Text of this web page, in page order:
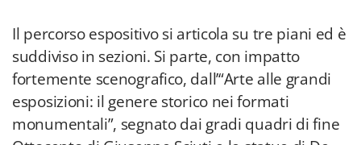
Il percorso espositivo si articola su tre piani ed è
suddiviso in sezioni. Si parte, con impatto
fortemente scenografico, dall’“Arte alle grandi
esposizioni: il genere storico nei formati
monumentali”, segnato dai gradi quadri di fine